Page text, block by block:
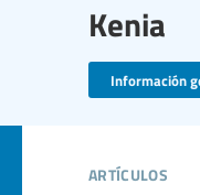
Kenia
Información
artículos